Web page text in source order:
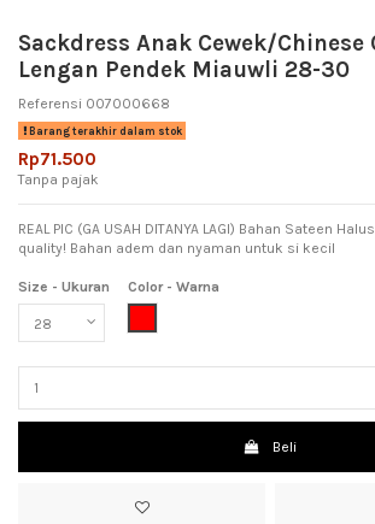
Sackdress Anak Cewek/Chinese
Lengan Pendek Miauwli 28-30
Referensi 007000668
Barang terakhir dalam stok
Rp71.500
Tanpa pajak
REAL PIC (GA USAH DITANYA LAGI) Bahan Sateen
quality! Bahan adem dan nyaman untuk si kecil
Size - Ukuran
Color - Warna
Beli